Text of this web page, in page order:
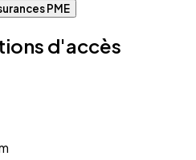
PME
d'accès